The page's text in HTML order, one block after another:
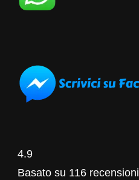
4.9
Basato su 116 recensioni